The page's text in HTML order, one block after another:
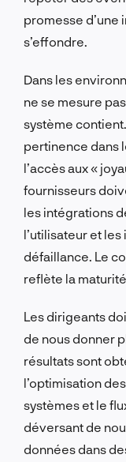
promesse
s’effondre.
Dans les
ne se mesure
système
pertinence dans
l’accès aux «
fournisseurs
les intégrations
l’utilisateur et
défaillance. Le
reflète la
Les dirigeants
de nous donner
résultats sont
l’optimisation
systèmes et le
déversant de
données dans